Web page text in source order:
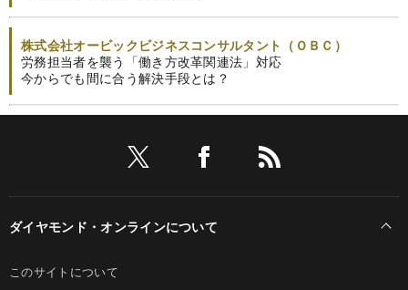
株式会社オービックビジネスコンサルタント（ＯＢＣ）
労務担当者を襲う「働き方改革関連法」対応
今からでも間に合う解決手段とは？
ダイヤモンド・オンラインについて
このサイトについて